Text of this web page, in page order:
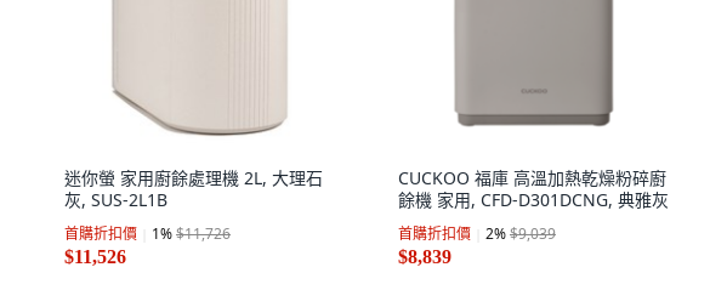
迷你螢 家用廚餘處理機 2L, 大理石
灰, SUS-2L1B
首購折扣價 1%$11,726
$11,526
CUCKOO 福庫 高溫加熱乾燥粉碎廚
餘機 家用, CFD-D301DCNG, 典雅灰
首購折扣價 2%$9,039
$8,839